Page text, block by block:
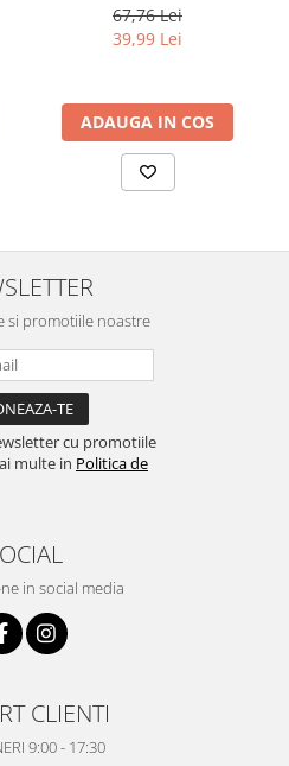
67,76 Lei
39,99 Lei
ADAUGA IN COS
si promotiile noastre
cu promotiile
multe in Politica de
in social media
CLIENTI
9:00 - 17:30